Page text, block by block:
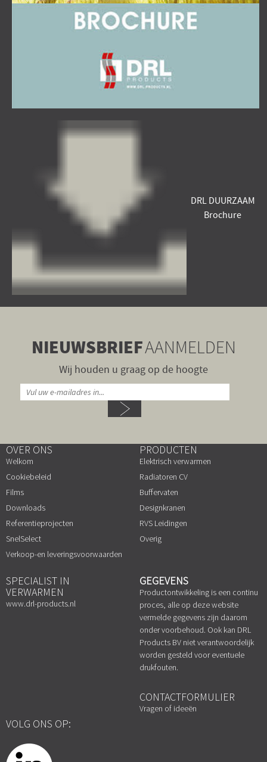
DRL DUURZAAM
Brochure
NIEUWSBRIEFAANMELDEN
Wij houden u graag op de hoogte
OVER ONS
Welkom
Cookiebeleid
Films
Downloads
Referentieprojecten
SnelSelect
Verkoop-en leveringsvoorwaarden
PRODUCTEN
Elektrisch verwarmen
Radiatoren CV
Buffervaten
Designkranen
RVS Leidingen
Overig
SPECIALIST IN
VERWARMEN
www.drl-products.nl
GEGEVENS
Productontwikkeling is een continu
proces, alle op deze website
vermelde gegevens zijn daarom
onder voorbehoud. Ook kan DRL
Products BV niet verantwoordelijk
worden gesteld voor eventuele
drukfouten.
CONTACTFORMULIER
Vragen of ideeën
VOLG ONS OP: